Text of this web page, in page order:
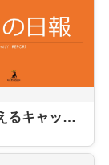
見てもらえるキャッチコピーやコメント？